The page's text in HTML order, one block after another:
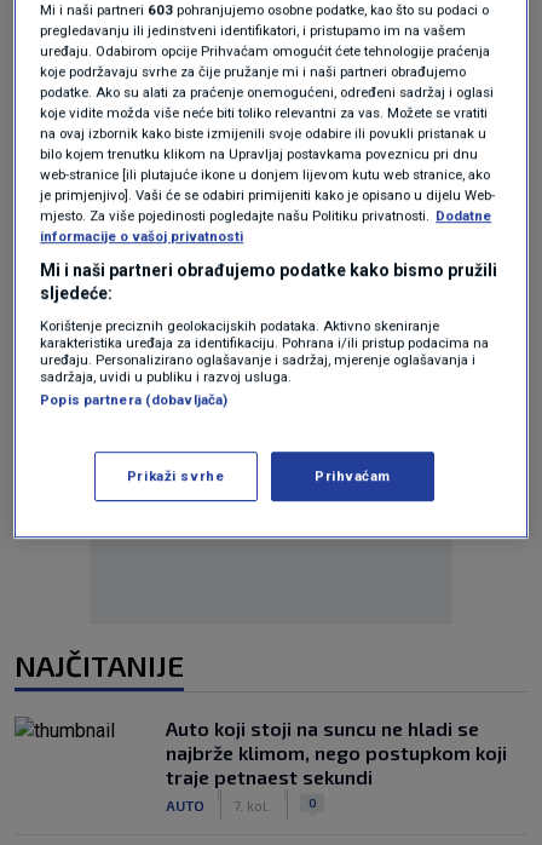
Oglas
NAJČITANIJE
Auto koji stoji na suncu ne hladi se
najbrže klimom, nego postupkom koji
traje petnaest sekundi
AUTO 7. kol. 0
Mi i naši partneri 603 pohranjujemo osobne podatke, kao što su podaci o
pregledavanju ili jedinstveni identifikatori, i pristupamo im na vašem
uređaju. Odabirom opcije Prihvaćam omogućit ćete tehnologije praćenja
koje podržavaju svrhe za čije pružanje mi i naši partneri obrađujemo
podatke. Ako su alati za praćenje onemogućeni, određeni sadržaj i oglasi
koje vidite možda više neće biti toliko relevantni za vas. Možete se vratiti
na ovaj izbornik kako biste izmijenili svoje odabire ili povukli pristanak u
bilo kojem trenutku klikom na Upravljaj postavkama poveznicu pri dnu
web-stranice [ili plutajuće ikone u donjem lijevom kutu web stranice, ako
je primjenjivo]. Vaši će se odabiri primijeniti kako je opisano u dijelu Web-
mjesto. Za više pojedinosti pogledajte našu Politiku privatnosti. Dodatne
informacije o vašoj privatnosti
Mi i naši partneri obrađujemo podatke kako bismo pružili
sljedeće:
Korištenje preciznih geolokacijskih podataka. Aktivno skeniranje
karakteristika uređaja za identifikaciju. Pohrana i/ili pristup podacima na
uređaju. Personalizirano oglašavanje i sadržaj, mjerenje oglašavanja i
sadržaja, uvidi u publiku i razvoj usluga.
Popis partnera (dobavljača)
Prikaži svrhe Prihvaćam